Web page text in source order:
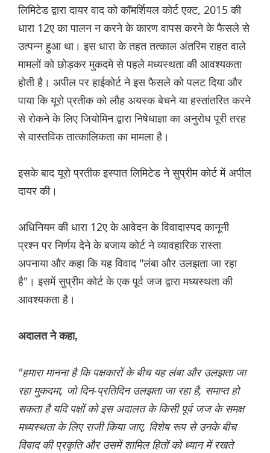
लिमिटेड द्वारा दायर वाद को कॉमर्शियल कोर्ट एक्ट, 2015 की
धारा 12ए का पालन न करने के कारण वापस करने के फैसले से
उत्पन्न हुआ था। इस धारा के तहत तत्काल अंतरिम राहत वाले
मामलों को छोड़कर मुकदमे से पहले मध्यस्थता की आवश्यकता
होती है। अपील पर हाईकोर्ट ने इस फैसले को पलट दिया और
पाया कि यूरो प्रतीक को लौह अयस्क बेचने या हस्तांतरित करने
से रोकने के लिए जियोमिन द्वारा निषेधाज्ञा का अनुरोध पूरी तरह
से वास्तविक तात्कालिकता का मामला है।
इसके बाद यूरो प्रतीक इस्पात लिमिटेड ने सुप्रीम कोर्ट में अपील
दायर की।
अधिनियम की धारा 12ए के आवेदन के विवादास्पद कानूनी
प्रश्न पर निर्णय देने के बजाय कोर्ट ने व्यावहारिक रास्ता
अपनाया और कहा कि यह विवाद "लंबा और उलझता जा रहा
है"। इसमें सुप्रीम कोर्ट के एक पूर्व जज द्वारा मध्यस्थता की
आवश्यकता है।
अदालत ने कहा,
"हमारा मानना ​​है कि पक्षकारों के बीच यह लंबा और उलझता जा
रहा मुकदमा, जो दिन-प्रतिदिन उलझता जा रहा है, समाप्त हो
सकता है यदि पक्षों को इस अदालत के किसी पूर्व जज के समक्ष
मध्यस्थता के लिए राजी किया जाए, विशेष रूप से उनके बीच
विवाद की प्रकृति और उसमें शामिल हितों को ध्यान में रखते